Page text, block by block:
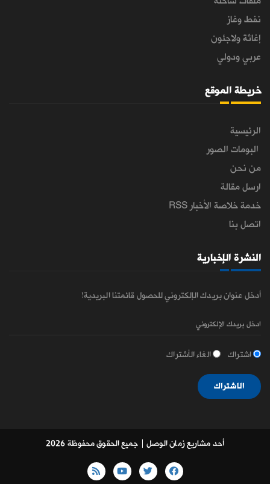
نفط وغاز
إغاثة ولاجئون
عربي ودولي
خريطة الموقع
الرئيسية
البومات الصور
من نحن
ارسل مقالة
خدمة خلاصة الأخبار RSS
اتصل بنا
النشرة الإخبارية
أدخل عنوان بريدك الإلكتروني للحصول قائمتنا البريدية!
اشتراك الغاء الأشتراك
الاشتراك
أحد مشاريع زمان الوصل | جميع الحقوق محفوظة 2026